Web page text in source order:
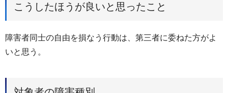
こうしたほうが良いと思ったこと
障害者同士の自由を損なう行動は、第三者に委ねた方がよ
いと思う。